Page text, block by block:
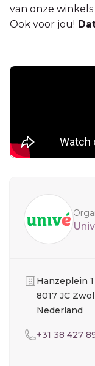
van onze
Ook voor jou!
Organisatie
Hanzeplein 1
8017 JC
Nederland
Telefoon
+31 38 427